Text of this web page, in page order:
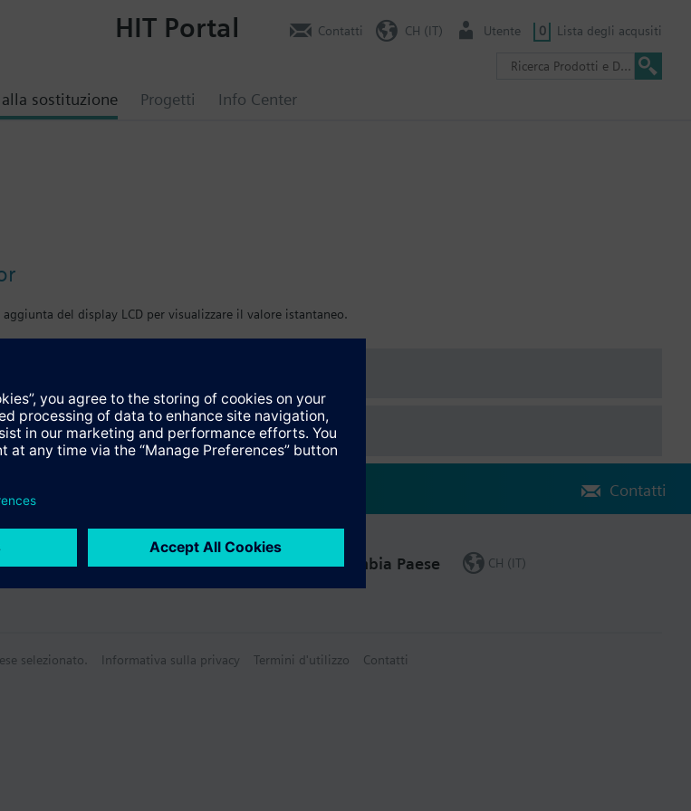
sostituzione Progetti Info Center
HIT Portal Contatti CH (IT) Utente 0 Lista degli acqusiti
del display LCD per visualizzare il valore istantaneo.
Contatti
Cambia Paese CH (IT)
selezionato. Informativa sulla privacy Termini d'utilizzo Contatti